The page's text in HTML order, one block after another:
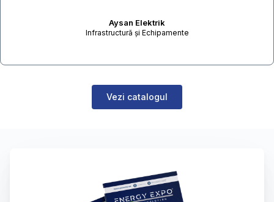
Aysan Elektrik
Infrastructură și Echipamente
Vezi catalogul